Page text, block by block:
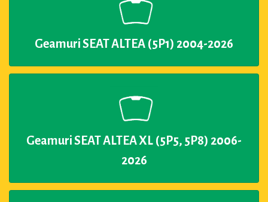
Geamuri SEAT ALTEA (5P1) 2004-2026
Geamuri SEAT ALTEA XL (5P5, 5P8) 2006-
2026